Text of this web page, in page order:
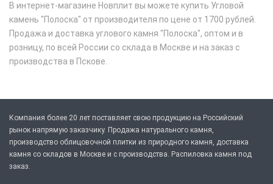
В интернет-магазине Новплит вы можете купить Угловой
камень "Полоска" от производителя по цене от 1700 рублей.
Продажа и доставка углового камня "Полоска", оптом и в
розницу, по всей России со склада в Москве и на заказ с
производства в Пскове.
Компания более 20 лет поставляет свою продукцию на Российский
рынок напрямую заказчику. Продажа натурального камня,
производство облицовочной плитки из природного камня, доставка
камня со складов в Москве и с производства. Распиловка камня под
заказ.